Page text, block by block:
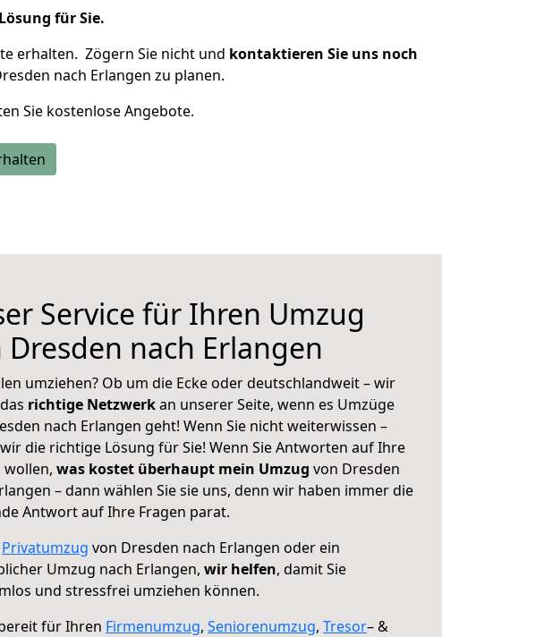
für Sie.
erhalten. Zögern Sie nicht und kontaktieren Sie uns noch
nach Erlangen zu planen.
Sie kostenlose Angebote.
Service für Ihren Umzug
Dresden nach Erlangen
umziehen? Ob um die Ecke oder deutschlandweit – wir
richtige Netzwerkan unserer Seite, wenn es Umzüge
nach Erlangen geht! Wenn Sie nicht weiterwissen –
die richtige Lösung für Sie! Wenn Sie Antworten auf Ihre
wollen, was kostet überhaupt mein Umzug von Dresden
– dann wählen Sie sie uns, denn wir haben immer die
Antwort auf Ihre Fragen parat.
Privatumzug von Dresden nach Erlangen oder ein
Umzug nach Erlangen, wir helfen, damit Sie
und stressfrei umziehen können.
für Ihren Firmenumzug, Seniorenumzug, Tresor– &